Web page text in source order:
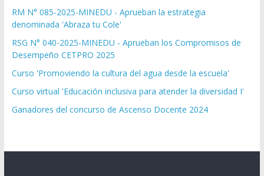
RM N° 085-2025-MINEDU - Aprueban la estrategia
denominada 'Abraza tu Cole'
RSG N° 040-2025-MINEDU - Aprueban los Compromisos de
Desempeño CETPRO 2025
Curso 'Promoviendo la cultura del agua desde la escuela'
Curso virtual 'Educación inclusiva para atender la diversidad I'
Ganadores del concurso de Ascenso Docente 2024